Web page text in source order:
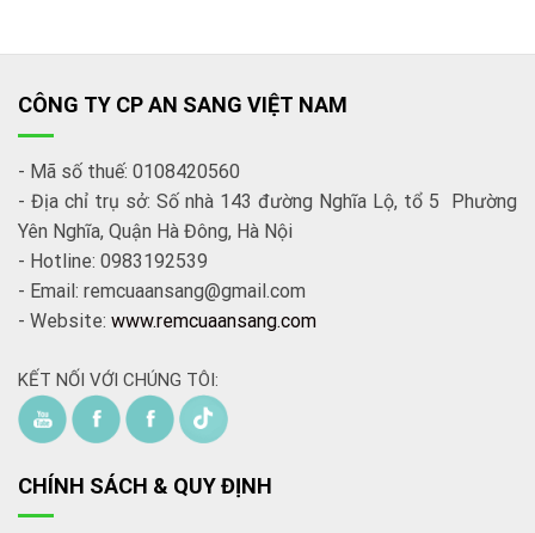
CÔNG TY CP AN SANG VIỆT NAM
- Mã số thuế: 0108420560
- Địa chỉ trụ sở: Số nhà 143 đường Nghĩa Lộ, tổ 5 Phường
Yên Nghĩa, Quận Hà Đông, Hà Nội
- Hotline: 0983192539
- Email: remcuaansang@gmail.com
- Website: www.remcuaansang.com
KẾT NỐI VỚI CHÚNG TÔI:
CHÍNH SÁCH & QUY ĐỊNH